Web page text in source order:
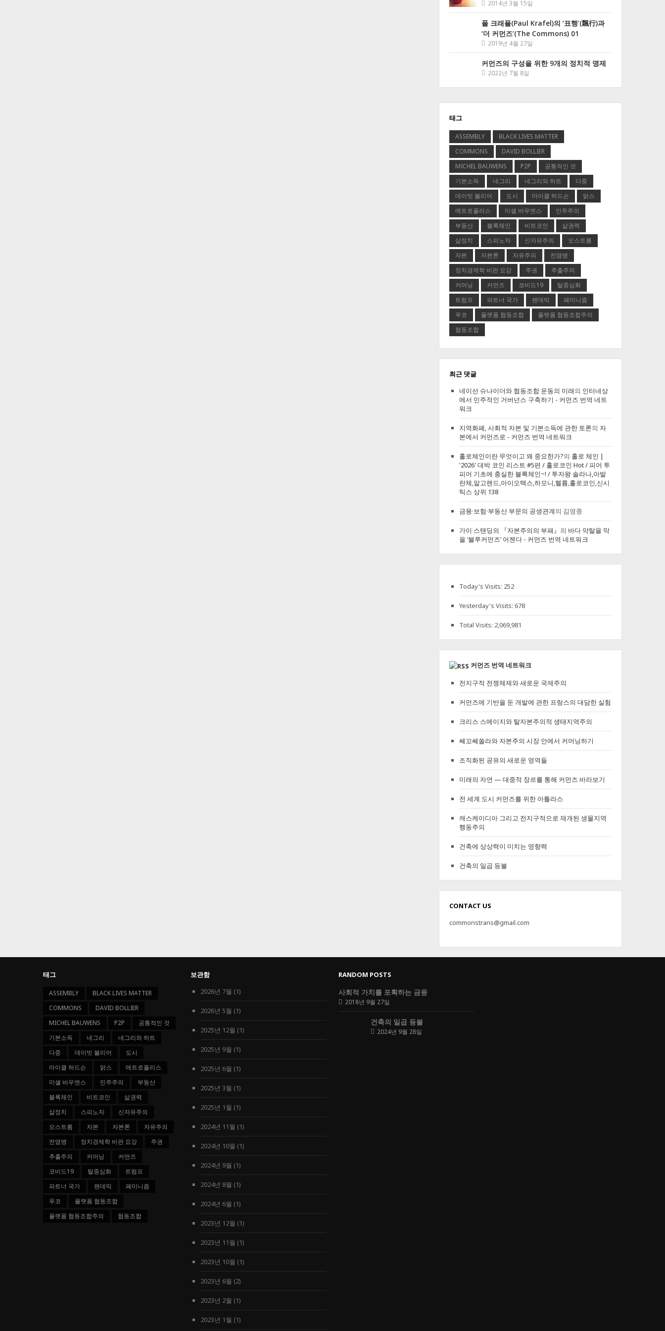
2014년 3월 15일
폴 크래플(Paul Krafel)의 ‘표행’(飄行)과
‘더 커먼즈’(The Commons) 01
2019년 4월 27일
커먼즈의 구성을 위한 9개의 정치적 명제
2022년 7월 8일
태그
ASSEMBLY
BLACK LIVES MATTER
COMMONS
DAVID BOLLIER
MICHEL BAUWENS
P2P
공통적인 것
기본소득
네그리 네그리와 하트
다중
데이빗 볼리어
도시 마이클 허드슨
맑스
메트로폴리스
미셸 바우엔스
민주주의
부동산
블록체인 비트코인
삶권력
삶정치
스피노자 신자유주의
오스트롬
자본
자본론 자유주의
전염병
정치경제학 비판 요강
주권
추출주의
커머닝
커먼즈 코비드19
탈중심화
트럼프
파트너 국가 팬데믹
페미니즘
푸코
플랫폼 협동조합
플랫폼 협동조합주의
협동조합
최근 댓글
네이선 슈나이더와 협동조합 운동의 미래의 인터네상
에서 민주적인 거버넌스 구축하기 - 커먼즈 번역 네트
워크
지역화폐, 사회적 자본 및 기본소득에 관한 토론의 자
본에서 커먼즈로 - 커먼즈 번역 네트워크
홀로체인이란 무엇이고 왜 중요한가?의 홀로 체인 |
'2026' 대박 코인 리스트 #5편 / 홀로코인 Hot / 피어 투
피어 기초에 충실한 블록체인~! / 투자왕 솔라나,아발
란체,알고랜드,아이오텍스,하모니,헬륨,홀로코인,신시
틱스 상위 138
금융·보험·부동산 부문의 공생관계의 김영종
가이 스탠딩의 『자본주의의 부패』 의 바다 약탈을 막
을 ‘블루커먼즈’ 어젠다 - 커먼즈 번역 네트워크
Today's Visits: 252
Yesterday's Visits:678
Total Visits: 2,069,981
커먼즈 번역 네트워크
전지구적 전쟁체제와 새로운 국제주의
커먼즈에 기반을 둔 개발에 관한 프랑스의 대담한 실험
크리스 스메이지와 탈자본주의적 생태지역주의
쎄꼬쎄쏠라와 자본주의 시장 안에서 커머닝하기
조직화된 공유의 새로운 영역들
미래의 자연 — 대중적 장르를 통해 커먼즈 바라보기
전 세계 도시 커먼즈를 위한 아틀라스
캐스케이디아 그리고 전지구적으로 재개된 생물지역
행동주의
건축에 상상력이 미치는 영향력
건축의 일곱 등불
CONTACT US
commonstrans@gmail.com
태그
ASSEMBLY
BLACK LIVES MATTER
COMMONS
DAVID BOLLIER
MICHEL BAUWENS
P2P
공통적인 것
기본소득
네그리
네그리와 하트
다중
데이빗 볼리어
도시
마이클 허드슨
맑스
메트로폴리스
미셸 바우엔스
민주주의
부동산
블록체인
비트코인
삶권력
삶정치
스피노자
신자유주의
오스트롬
자본 자본론
자유주의
전염병
정치경제학 비판 요강
주권
추출주의
커머닝
커먼즈
코비드19
탈중심화
트럼프
파트너 국가
팬데믹
페미니즘
푸코
플랫폼 협동조합
플랫폼 협동조합주의
협동조합
보관함
2026년 7월 (1)
2026년 5월 (1)
2025년 12월 (1)
2025년 9월 (1)
2025년 6월 (1)
2025년 3월 (1)
2025년 1월 (1)
2024년 11월 (1)
2024년 10월 (1)
2024년 9월 (1)
2024년 8월 (1)
2024년 6월 (1)
2023년 12월 (1)
2023년 11월 (1)
2023년 10월 (1)
2023년 6월 (2)
2023년 2월 (1)
2023년 1월 (1)
RANDOM POSTS
사회적 가치를 포획하는 금융
2018년 9월 27일
건축의 일곱 등불
2024년 9월 28일